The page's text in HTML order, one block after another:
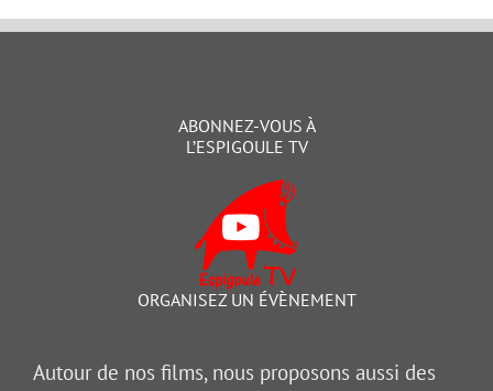
ABONNEZ-VOUS À
L’ESPIGOULE TV
ORGANISEZ UN ÉVÈNEMENT
Autour de nos films, nous proposons aussi des